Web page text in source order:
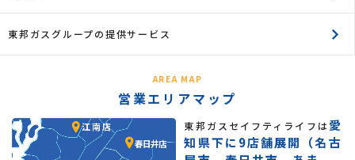
東邦ガスグループの提供サービス
AREA MAP
営業エリアマップ
東邦ガスセイフティライフは愛
知県下に9店舗展開（名古